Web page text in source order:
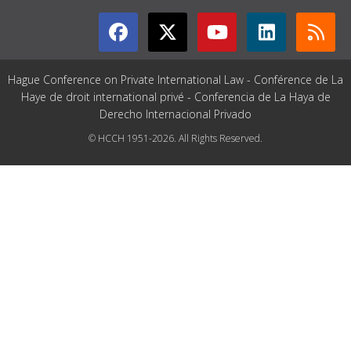
Hague Conference on Private International Law - Conférence de La
Haye de droit international privé - Conferencia de La Haya de
Derecho Internacional Privado
© HCCH 1951-2026. All Rights Reserved.